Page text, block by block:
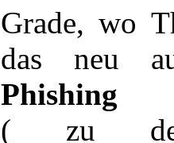
Grade, wo
das neu
Phishing
( zu